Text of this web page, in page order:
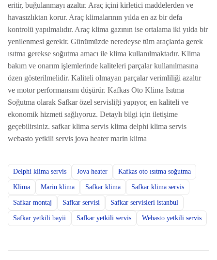
eritir, buğulanmayı azaltır. Araç içini kirletici maddelerden ve
havasızlıktan korur. Araç klimalarının yılda en az bir defa
kontrolü yapılmalıdır. Araç klima gazının ise ortalama iki yılda bir
yenilenmesi gerekir. Günümüzde neredeyse tüm araçlarda gerek
ısıtma gerekse soğutma amacı ile klima kullanılmaktadır. Klima
bakım ve onarım işlemlerinde kaliteleri parçalar kullanılmasına
özen gösterilmelidir. Kaliteli olmayan parçalar verimliliği azaltır
ve motor performansını düşürür. Kafkas Oto Klima Isıtma
Soğutma olarak Safkar özel servisliği yapıyor, en kaliteli ve
ekonomik hizmeti sağlıyoruz. Detaylı bilgi için iletişime
geçebilirsiniz. safkar klima servis klima delphi klima servis
webasto yetkili servis jova heater marin klima
Delphi klima servis Jova heater Kafkas oto ısıtma soğutma
Klima Marin klima Safkar klima Safkar klima servis
Safkar montaj Safkar servisi Safkar servisleri istanbul
Safkar yetkili bayii Safkar yetkili servis Webasto yetkili servis